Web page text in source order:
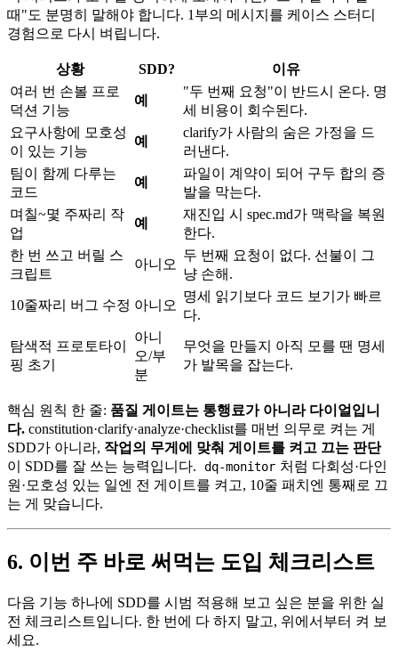
때"도 분명히 말해야 합니다. 1부의 메시지를 케이스 스터디
경험으로 다시 벼립니다.
상황 SDD?
이유
여러 번 손볼 프로
덕션 기능
예
"두 번째 요청"이 반드시 온다. 명
세 비용이 회수된다.
요구사항에 모호성
이 있는 기능
예
clarify가 사람의 숨은 가정을 드
러낸다.
팀이 함께 다루는
코드
예
파일이 계약이 되어 구두 합의 증
발을 막는다.
며칠~몇 주짜리 작
업
예
재진입 시 spec.md가 맥락을 복원
한다.
한 번 쓰고 버릴 스
크립트
아니오
두 번째 요청이 없다. 선불이 그
냥 손해.
10줄짜리 버그 수정 아니오
명세 읽기보다 코드 보기가 빠르
다.
탐색적 프로토타이
핑 초기
아니
오/부
분
무엇을 만들지 아직 모를 땐 명세
가 발목을 잡는다.
핵심 원칙 한 줄: 품질 게이트는 통행료가 아니라 다이얼입니
다. constitution·clarify·analyze·checklist를 매번 의무로 켜는 게
SDD가 아니라, 작업의 무게에 맞춰 게이트를 켜고 끄는 판단
이 SDD를 잘 쓰는 능력입니다.
dq-monitor 처럼 다회성·다인
원·모호성 있는 일엔 전 게이트를 켜고, 10줄 패치엔 통째로 끄
는 게 맞습니다.
6. 이번 주 바로 써먹는 도입 체크리스트
다음 기능 하나에 SDD를 시범 적용해 보고 싶은 분을 위한 실
전 체크리스트입니다. 한 번에 다 하지 말고, 위에서부터 켜 보
세요.